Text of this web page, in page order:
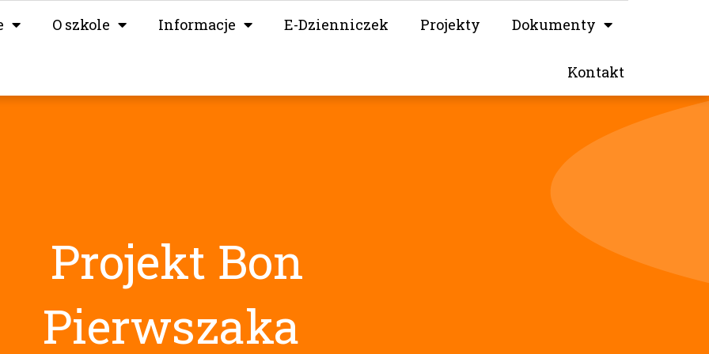
O szkole Informacje E-Dzienniczek Projekty Dokumenty
Kontakt
Projekt Bon
Pierwszaka